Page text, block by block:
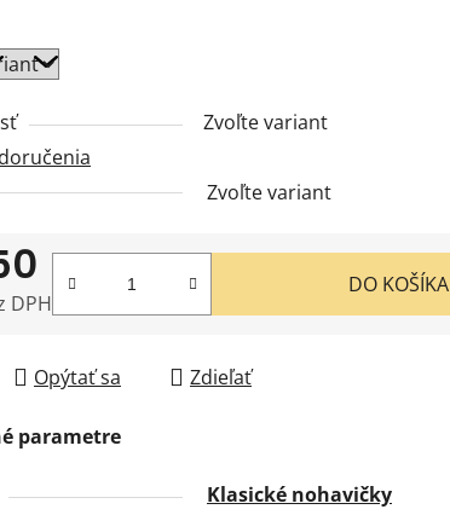
Zvoľte variant
Zvoľte variant
DPH
DO KOŠÍKA
Opýtať sa Zdieľať
parametre
Klasické nohavičky